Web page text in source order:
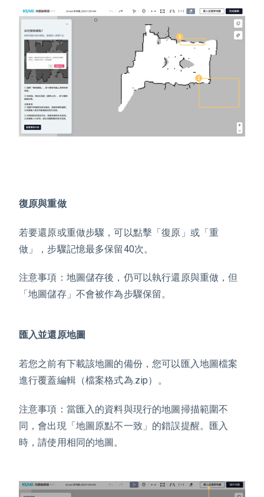
復原與重做
若要還原或重做步驟，可以點擊「復原」或「重
做」，步驟記憶最多保留40次。
注意事項：地圖儲存後，仍可以執行還原與重做，但
「地圖儲存」不會被作為步驟保留。
匯入並還原地圖
若您之前有下載該地圖的備份，您可以匯入地圖檔案
進行覆蓋編輯（檔案格式為.zip）。
注意事項：當匯入的資料與現行的地圖掃描範圍不
同，會出現「地圖原點不一致」的錯誤提醒。匯入
時，請使用相同的地圖。